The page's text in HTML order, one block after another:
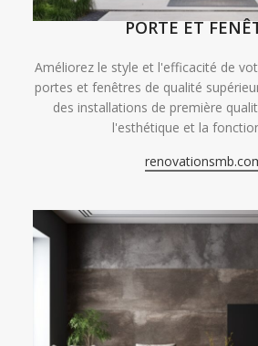
PORTE ET
Améliorez le style et l'efficacité de
portes et fenêtres de qualité
des installations de première
l'esthétique et la